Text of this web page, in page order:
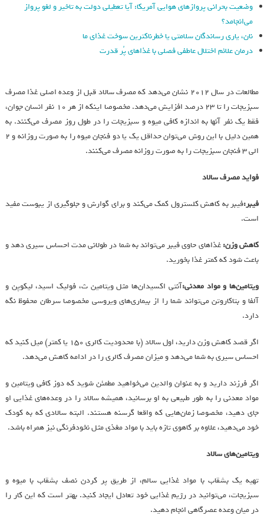
وضعیت بحرانی پروازهای هوایی آمریکا: آیا تعطیلی دولت به تاخیر و لغو پرواز
می‌انجامد؟
نان، یاری رساندگان سلامتی یا خطرناکترین سوخت غذای ما
درمان علائم اختلال عاطفی فصلی با غذاهای پُر قدرت
مطالعات در سال ۲۰۱۲ نشان می‌دهد که مصرف سالاد قبل از وعده اصلی غذا مصرف
سبزیجات را تا ۲۳ درصد افزایش می‌دهد. مخصوصا اینکه از هر ۱۰ نفر انسان جوان،
فقط یک نفر آنها به اندازه کافی میوه و سبزیجات را در طول روز مصرف می‌کنند. به
همین دلیل با این روش می‌توان حداقل یک یا دو فنجان میوه را به صورت روزانه و ۲
الی ۳ فنجان سبزیجات را به صورت روزانه مصرف می‌کنند.
فواید مصرف سالاد
فیبر:فیبر به کاهش کلسترول کمک می‌کند و برای گوارش و جلوگیری از یبوست مفید
است.
کاهش وزن:غذاهای حاوی فیبر می‌تواند به شما در طولانی مدت احساس سیری دهد و
باعث شود که کمتر غذا بخورید.
ویتامین‌ها و مواد معدنی:آنتی اکسیدان‌ها مثل ویتامین ث، فولیک اسید، لیکوپن و
آلفا و بتاکاروتن می‌تواند شما را از بیماری‌های ویروسی مخصوصا سرطان محفوظ نگه
دارد.
اگر قصد کاهش وزن دارید، اول سالاد (با محدودیت کالری ۱۵۰ یا کمتر) میل کنید که
احساس سیری به شما می‌دهد و میزان مصرف کالری را در ادامه کاهش می‌دهد.
اگر فرزند دارید و به عنوان والدین می‌خواهید مطمئن شوید که دوز کافی ویتامین و
مواد معدنی را به طور طبیعی به او برسانید، همیشه سالاد را در وعده‌های غذایی او
جای دهید، مخصوصا زمان‌هایی که واقعا گرسنه هستند. البته سالادی که به کودک
خود می‌دهید، علاوه بر کاهوی تازه باید با مواد مغذی مثل نخودفرنگی نیز همراه باشد.
ویتامین‌های سالاد
تهیه یک بشقاب با مواد غذایی سالم، از طریق پر کردن نصف بشقاب با میوه و
سبزیجات، می‌توانید در رژیم غذایی خود تعادل ایجاد کنید. بهتر است که این کار را
در میان وعده عصرگاهی انجام دهید.